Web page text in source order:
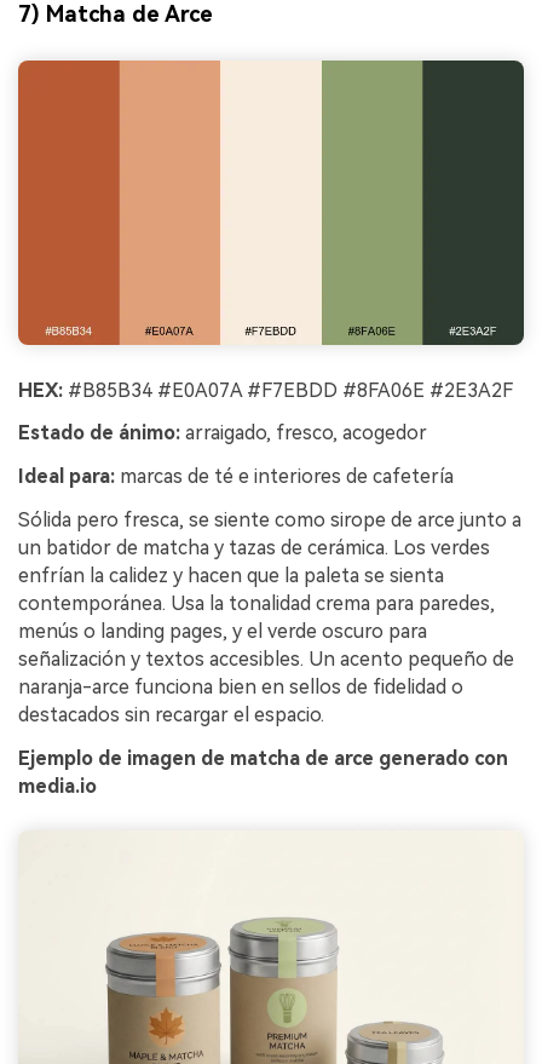
7) Matcha de Arce
HEX: #B85B34 #E0A07A #F7EBDD #8FA06E #2E3A2F
Estado de ánimo: arraigado, fresco, acogedor
Ideal para: marcas de té e interiores de cafetería
Sólida pero fresca, se siente como sirope de arce junto a
un batidor de matcha y tazas de cerámica. Los verdes
enfrían la calidez y hacen que la paleta se sienta
contemporánea. Usa la tonalidad crema para paredes,
menús o landing pages, y el verde oscuro para
señalización y textos accesibles. Un acento pequeño de
naranja-arce funciona bien en sellos de fidelidad o
destacados sin recargar el espacio.
Ejemplo de imagen de matcha de arce generado con
media.io